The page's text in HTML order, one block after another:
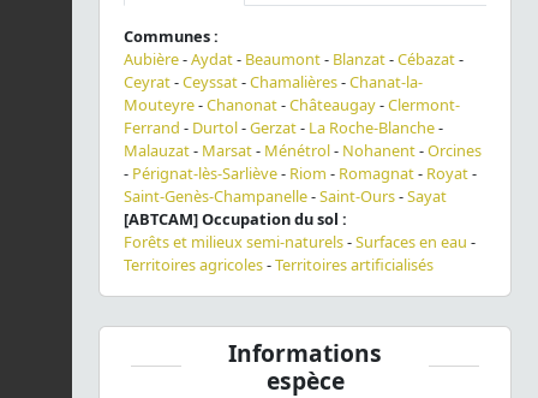
Communes :
Aubière-Aydat- Beaumont- Blanzat-Cébazat-
Ceyrat-Ceyssat-Chamalières-Chanat-la-
Mouteyre-Chanonat-Châteaugay-Clermont-
Ferrand - Durtol-Gerzat- La Roche-Blanche-
Malauzat- Marsat- Ménétrol- Nohanent-Orcines
- Pérignat-lès-Sarliève- Riom - Romagnat- Royat-
Saint-Genès-Champanelle-Saint-Ours-Sayat
[ABTCAM] Occupation du sol :
Forêts et milieux semi-naturels-Surfaces en eau -
Territoires agricoles-Territoires artificialisés
Informations
espèce